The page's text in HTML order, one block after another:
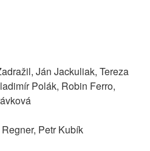
Ján Jackuliak, Tereza
Polák, Robin Ferro,
Petr Kubík